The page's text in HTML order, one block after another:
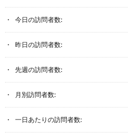
今日の訪問者数:
昨日の訪問者数:
先週の訪問者数:
月別訪問者数:
一日あたりの訪問者数: